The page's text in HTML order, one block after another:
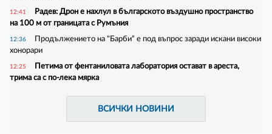
12:41
Радев: Дрон е нахлул в българското въздушно пространство
на 100 м от границата с Румъния
12:36
Продължението на "Барби“ е под въпрос заради искани високи
хонорари
12:25
Петима от фентаниловата лаборатория остават в ареста,
трима са с по-лека мярка
ВСИЧКИ НОВИНИ